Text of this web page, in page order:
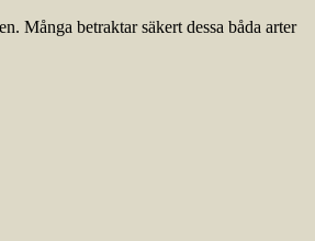
Många betraktar säkert dessa båda arter